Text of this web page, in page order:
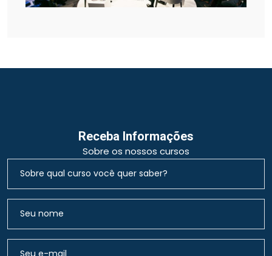
Receba Informações
Sobre os nossos cursos